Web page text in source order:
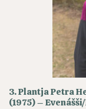
3. Plantja Petra
(1975) –